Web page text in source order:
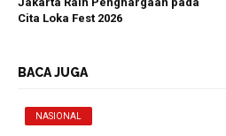
Cita Loka Fest 2026
BACA JUGA
NASIONAL